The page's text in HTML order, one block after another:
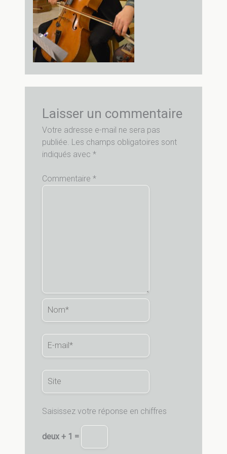
Laisser un commentaire
Votre adresse e-mail ne sera pas
publiée. Les champs obligatoires sont
indiqués avec *
Commentaire *
Nom*
E-
Site
Saisissez votre réponse en chiffres
deux + 1 =